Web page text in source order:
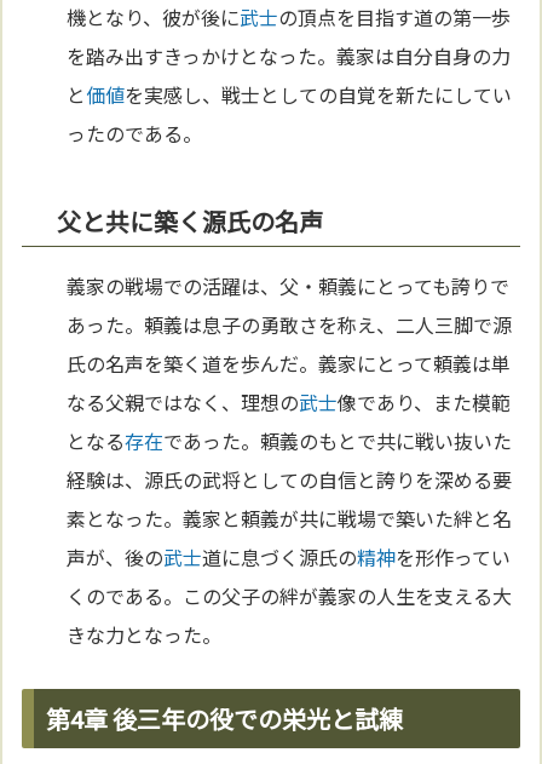
機となり、彼が後に武士の頂点を目指す道の第一歩
を踏み出すきっかけとなった。義家は自分自身の力
と価値を実感し、戦士としての自覚を新たにしてい
ったのである。
父と共に築く源氏の名声
義家の戦場での活躍は、父・頼義にとっても誇りで
あった。頼義は息子の勇敢さを称え、二人三脚で源
氏の名声を築く道を歩んだ。義家にとって頼義は単
なる父親ではなく、理想の武士像であり、また模範
となる存在であった。頼義のもとで共に戦い抜いた
経験は、源氏の武将としての自信と誇りを深める要
素となった。義家と頼義が共に戦場で築いた絆と名
声が、後の武士道に息づく源氏の精神を形作ってい
くのである。この父子の絆が義家の人生を支える大
きな力となった。
第4章 後三年の役での栄光と試練